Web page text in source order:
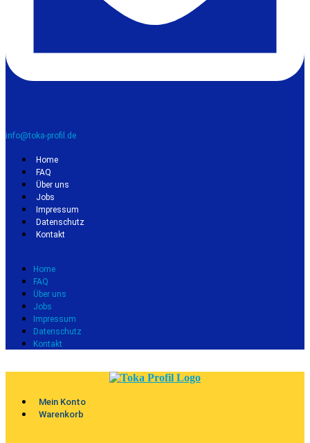
info@toka-profil.de
Home
FAQ
Über uns
Jobs
Impressum
Datenschutz
Kontakt
Home
FAQ
Über uns
Jobs
Impressum
Datenschutz
Kontakt
Mein Konto
Warenkorb